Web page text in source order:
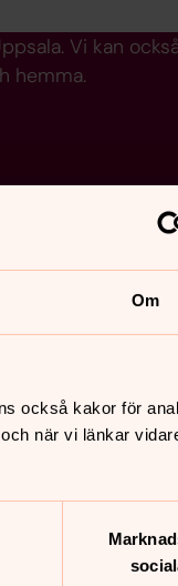
Om
också kakor för
när vi länkar
Vi kan
hemma.
av
mer under